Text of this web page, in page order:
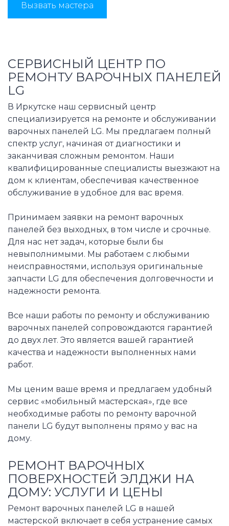
Вызвать мастера
СЕРВИСНЫЙ ЦЕНТР ПО
РЕМОНТУ ВАРОЧНЫХ ПАНЕЛЕЙ
LG
В Иркутске наш сервисный центр
специализируется на ремонте и обслуживании
варочных панелей LG. Мы предлагаем полный
спектр услуг, начиная от диагностики и
заканчивая сложным ремонтом. Наши
квалифицированные специалисты выезжают на
дом к клиентам, обеспечивая качественное
обслуживание в удобное для вас время.
Принимаем заявки на ремонт варочных
панелей без выходных, в том числе и срочные.
Для нас нет задач, которые были бы
невыполнимыми. Мы работаем с любыми
неисправностями, используя оригинальные
запчасти LG для обеспечения долговечности и
надежности ремонта.
Все наши работы по ремонту и обслуживанию
варочных панелей сопровождаются гарантией
до двух лет. Это является вашей гарантией
качества и надежности выполненных нами
работ.
Мы ценим ваше время и предлагаем удобный
сервис «мобильный мастерская», где все
необходимые работы по ремонту варочной
панели LG будут выполнены прямо у вас на
дому.
РЕМОНТ ВАРОЧНЫХ
ПОВЕРХНОСТЕЙ ЭЛДЖИ НА
ДОМУ: УСЛУГИ И ЦЕНЫ
Ремонт варочных панелей LG в нашей
мастерской включает в себя устранение самых